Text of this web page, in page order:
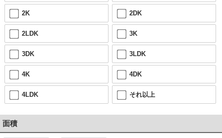
2K 2DK
2LDK 3K
3DK 3LDK
4K 4DK
4LDK それ以上
面積